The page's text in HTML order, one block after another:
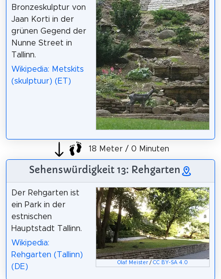
Bronzeskulptur von
Jaan Korti in der
grünen Gegend der
Nunne Street in
Tallinn.
Wikipedia: Metskits
(skulptuur) (ET)
18 Meter / 0 Minuten
Sehenswürdigkeit 13: Rehgarten
Olaf Meister /CC BY-SA 4.0
Der Rehgarten ist
ein Park in der
estnischen
Hauptstadt Tallinn.
Wikipedia:
Rehgarten (Tallinn)
(DE)